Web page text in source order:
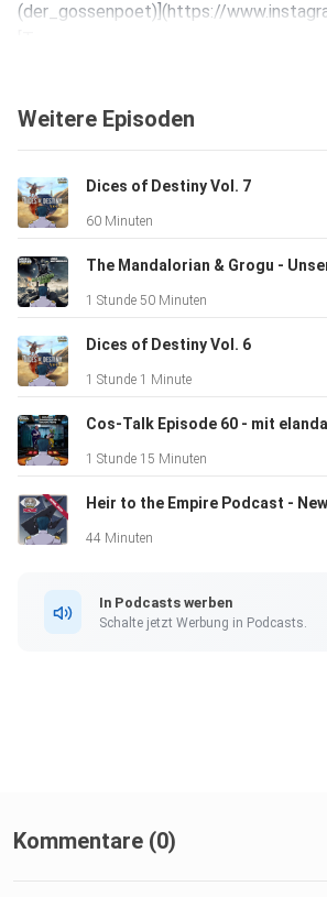
(der_gossenpoet)](https://
euer Feedback zur Folge und darauf,
Eigentümern. Star Wars Themes by
Disney/Lucasfilm
https://open.spotify.com/show/
Weitere Episoden
Dices of Destiny Vol. 7
60 Minuten
1 Stunde 50 Minuten
Dices of Destiny Vol. 6
1 Stunde 1 Minute
1 Stunde 15 Minuten
44 Minuten
In Podcasts werben
Schalte jetzt Werbung in Podcasts.
Kommentare (0)